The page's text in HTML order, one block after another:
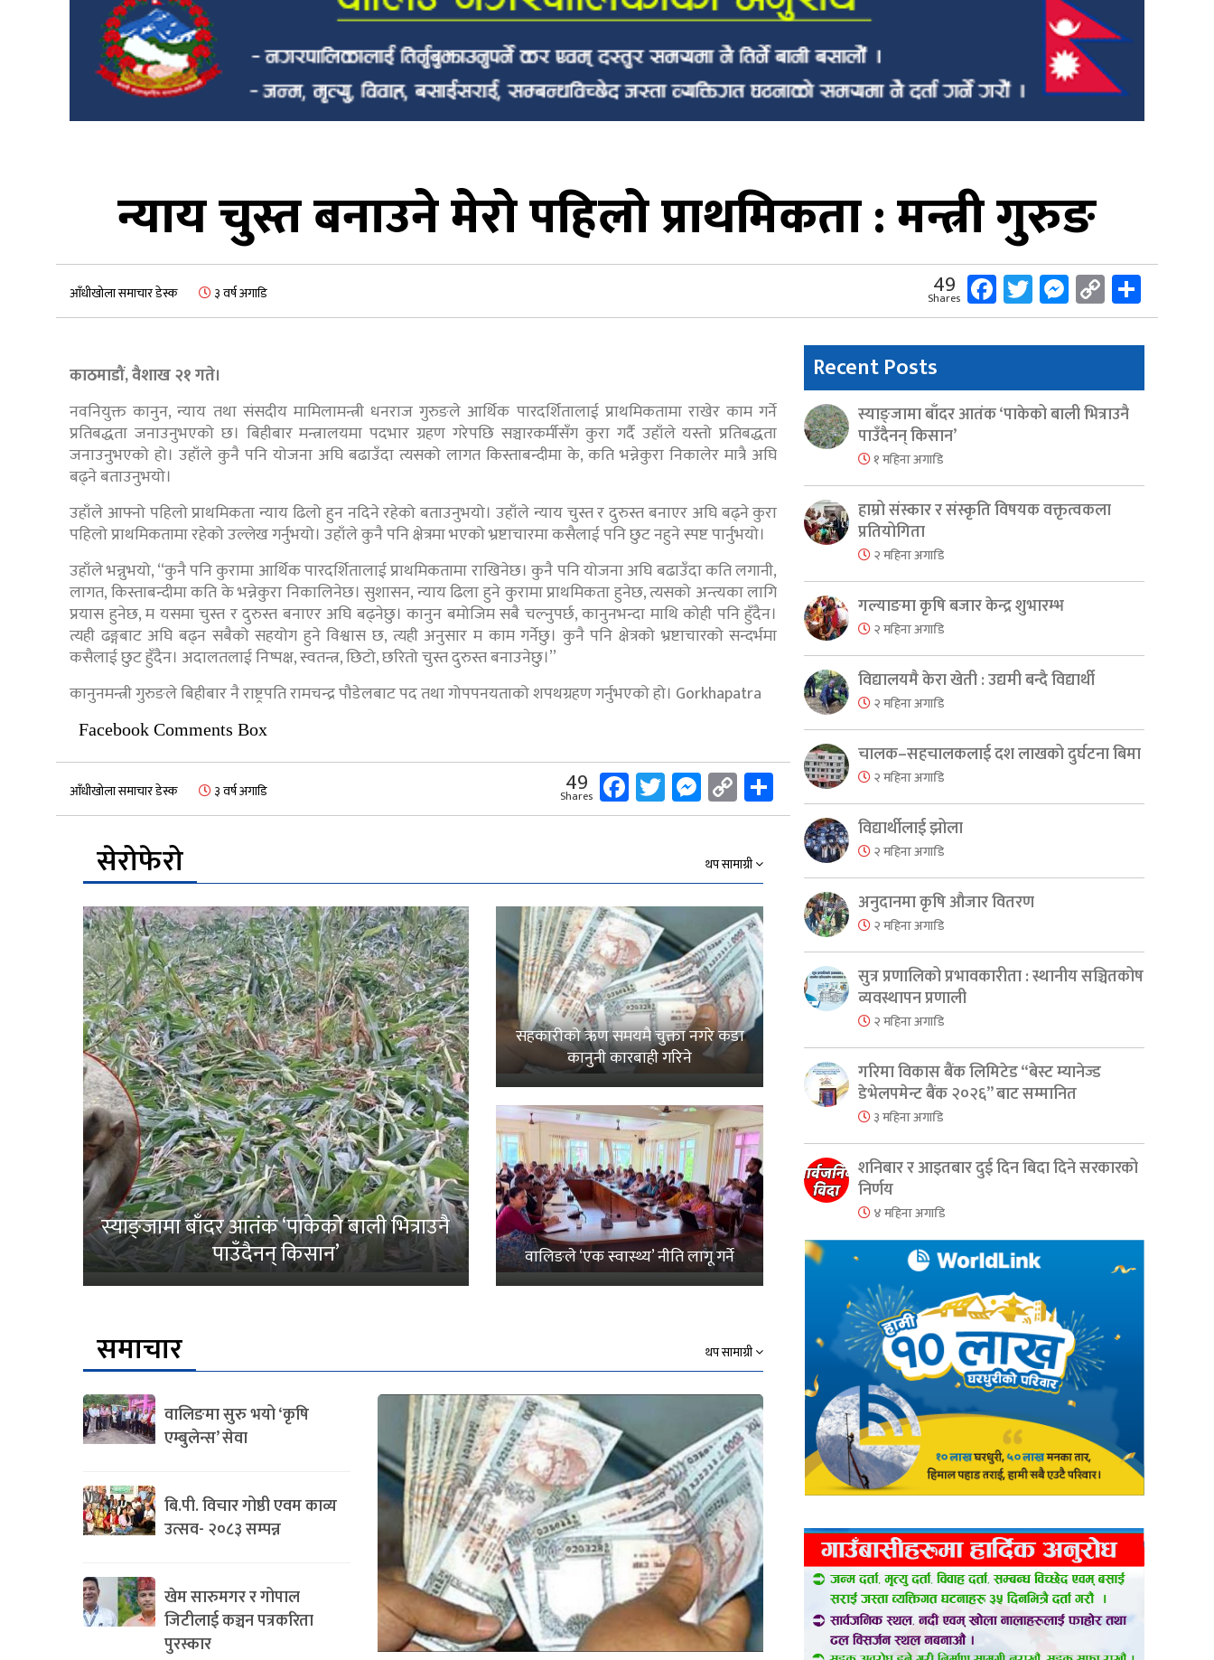
न्याय चुस्त बनाउने मेरो पहिलो प्राथमिकता : मन्त्री गुरुङ
आँधीखोला समाचार डेस्क ३ वर्ष अगाडि 49
Shares Facebook
Twitter
Messenger
Copy
Link
काठमाडौं, वैशाख २१ गते।
नवनियुक्त कानुन, न्याय तथा संसदीय मामिलामन्त्री धनराज गुरुङले आर्थिक पारदर्शितालाई प्राथमिकतामा राखेर काम गर्ने
प्रतिबद्धता जनाउनुभएको छ। बिहीबार मन्त्रालयमा पदभार ग्रहण गरेपछि सञ्चारकर्मीसँग कुरा गर्दै उहाँले यस्तो प्रतिबद्धता
जनाउनुभएको हो। उहाँले कुनै पनि योजना अघि बढाउँदा त्यसको लागत किस्ताबन्दीमा के, कति भन्नेकुरा निकालेर मात्रै अघि
बढ्ने बताउनुभयो।
उहाँले आफ्नो पहिलो प्राथमिकता न्याय ढिलो हुन नदिने रहेको बताउनुभयो। उहाँले न्याय चुस्त र दुरुस्त बनाएर अघि बढ्ने कुरा
पहिलो प्राथमिकतामा रहेको उल्लेख गर्नुभयो। उहाँले कुनै पनि क्षेत्रमा भएको भ्रष्टाचारमा कसैलाई पनि छुट नहुने स्पष्ट पार्नुभयो।
उहाँले भन्नुभयो, ‘‘कुनै पनि कुरामा आर्थिक पारदर्शितालाई प्राथमिकतामा राखिनेछ। कुनै पनि योजना अघि बढाउँदा कति लगानी,
लागत, किस्ताबन्दीमा कति के भन्नेकुरा निकालिनेछ। सुशासन, न्याय ढिला हुने कुरामा प्राथमिकता हुनेछ, त्यसको अन्त्यका लागि
प्रयास हुनेछ, म यसमा चुस्त र दुरुस्त बनाएर अघि बढ्नेछु। कानुन बमोजिम सबै चल्नुपर्छ, कानुनभन्दा माथि कोही पनि हुँदैन।
त्यही ढङ्गबाट अघि बढ्न सबैको सहयोग हुने विश्वास छ, त्यही अनुसार म काम गर्नेछु। कुनै पनि क्षेत्रको भ्रष्टाचारको सन्दर्भमा
कसैलाई छुट हुँदैन। अदालतलाई निष्पक्ष, स्वतन्त्र, छिटो, छरितो चुस्त दुरुस्त बनाउनेछु।’’
कानुनमन्त्री गुरुङले बिहीबार नै राष्ट्रपति रामचन्द्र पौडेलबाट पद तथा गोपपनयताको शपथग्रहण गर्नुभएको हो। Gorkhapatra
Facebook Comments Box
आँधीखोला समाचार डेस्क ३ वर्ष अगाडि 49
Shares Facebook
Twitter
Messenger
Copy
Link
Share
सेरोफेरो
थप सामाग्री
स्याङ्जामा बाँदर आतंक ‘पाकेको बाली भित्राउनै
पाउँदैनन् किसान’
सहकारीको ऋण समयमै चुक्ता नगरे कडा
कानुनी कारबाही गरिने
वालिङले ‘एक स्वास्थ्य’ नीति लागू गर्ने
समाचार थप सामाग्री
वालिङमा सुरु भयो ‘कृषि
एम्बुलेन्स’ सेवा
बि.पी. विचार गोष्ठी एवम काव्य
उत्सव- २०८३ सम्पन्न
खेम सारुमगर र गोपाल
जिटीलाई कञ्चन पत्रकरिता
पुरस्कार
Recent Posts
स्याङ्जामा बाँदर आतंक ‘पाकेको बाली भित्राउनै
पाउँदैनन् किसान’
१ महिना अगाडि
हाम्रो संस्कार र संस्कृति विषयक वक्तृत्वकला
प्रतियोगिता
२ महिना अगाडि
गल्याङमा कृषि बजार केन्द्र शुभारम्भ
२ महिना अगाडि
विद्यालयमै केरा खेती : उद्यमी बन्दै विद्यार्थी
२ महिना अगाडि
चालक–सहचालकलाई दश लाखको दुर्घटना बिमा
२ महिना अगाडि
विद्यार्थीलाई झोला
२ महिना अगाडि
अनुदानमा कृषि औजार वितरण
२ महिना अगाडि
सुत्र प्रणालिको प्रभावकारीता : स्थानीय सञ्चितकोष
व्यवस्थापन प्रणाली
२ महिना अगाडि
गरिमा विकास बैंक लिमिटेड “बेस्ट म्यानेज्ड
डेभेलपमेन्ट बैंक २०२६” बाट सम्मानित
३ महिना अगाडि
शनिबार र आइतबार दुई दिन बिदा दिने सरकारको
निर्णय
४ महिना अगाडि